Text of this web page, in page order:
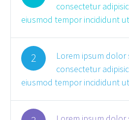
consectetur
eiusmod tempor incididunt
2
Lorem ipsum dolor
consectetur
eiusmod tempor incididunt